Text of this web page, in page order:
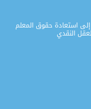
استعادة حقوق المعلم
النقدي